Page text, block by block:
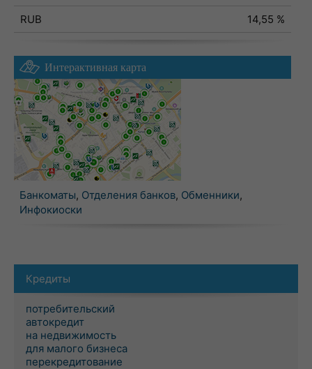
RUB
14,55 %
Интерактивная карта
Банкоматы, Отделения банков, Обменники,
Инфокиоски
Кредиты
потребительский
автокредит
на недвижимость
для малого бизнеса
перекредитование